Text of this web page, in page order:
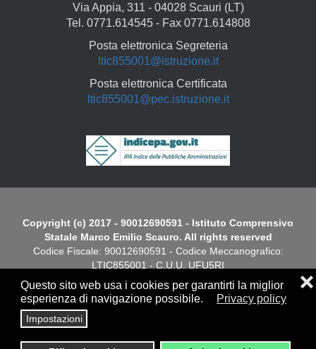
Questo sito web usa i cookies per garantirti la miglior
esperienza di navigazione possibile.
Privacy policy
Impostazioni
❌
Via Appia, 311 - 04028 Scauri (LT)
Tel. 0771.614545 - Fax 0771.614808
Posta elettronica Segreteria
ltic855001@istruzione.it
Posta elettronica Certificata
ltic855001@pec.istruzione.it
Copyright (c) 2017 - 90012690591 - Istituto Comprensivo
Statale Marco Emilio Scauro. All rights reserved
Codice Fiscale: 90012690591 - Codice Meccanografico:
LTIC855001 - C.U.U. UFU5RI
Dichiarazione di Accessibilità
Reader